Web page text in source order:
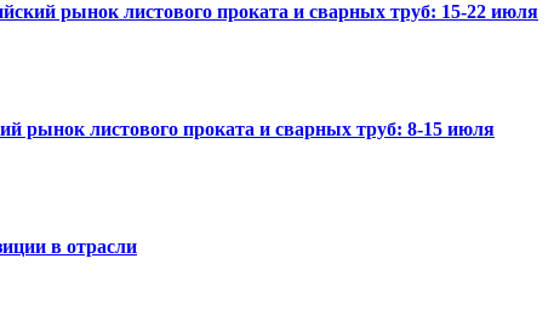
рынок листового проката и сварных труб: 15-22 июля
рынок листового проката и сварных труб: 8-15 июля
в отрасли